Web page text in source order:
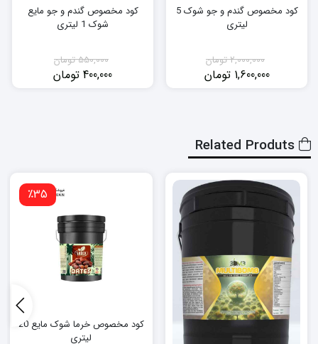
کود مخصوص گندم و جو شوک 5
لیتری
2,000,000تومان
قیمت
1,600,000 تومان
قیمت
کود مخصوص گندم و جو مایع
شوک 1 لیتری
550,000تومان
قیمت
400,000 تومان
قیمت
٪35
کود مخصوص خرما شوک مایع 20
لیتری